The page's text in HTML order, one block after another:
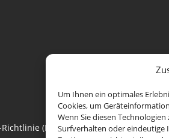
Um Ihnen ein optimales
Cookies, um
Wenn Sie diesen
Surfverhalten oder eindeutige
(EU) Anmeldung